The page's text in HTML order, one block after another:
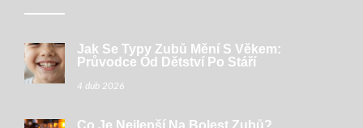
Jak Se Typy Zubů Mění S Věkem:
Průvodce Od Dětství Po Stáří
4 dub 2026
Co Je Nejlepší Na Bolest Zubů?